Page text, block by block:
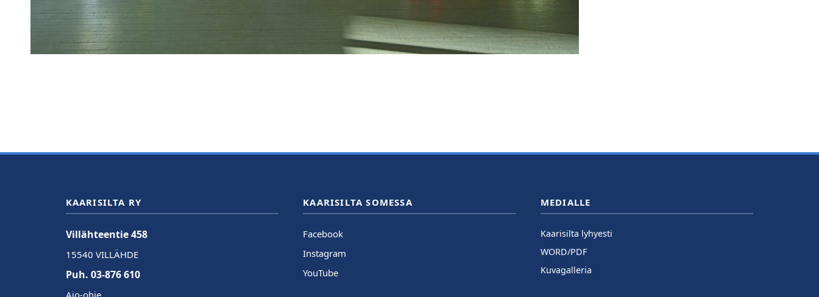
KAARISILTA RY
Villähteentie 458
15540 VILLÄHDE
Puh. 03-876 610
Ajo-ohje
KAARISILTA SOMESSA
Facebook
Instagram
YouTube
MEDIALLE
Kaarisilta lyhyesti
WORD/PDF
Kuvagalleria